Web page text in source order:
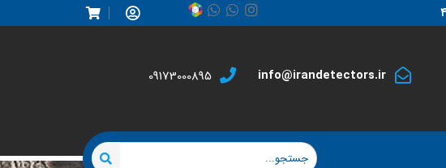
info@irandetectors.ir
09173000895